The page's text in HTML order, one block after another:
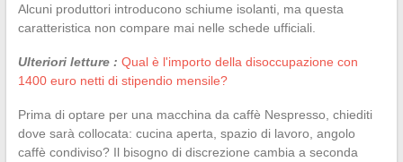
Alcuni produttori introducono schiume isolanti, ma questa
caratteristica non compare mai nelle schede ufficiali.
Ulteriori letture : Qual è l'importo della disoccupazione con
1400 euro netti di stipendio mensile?
Prima di optare per una macchina da caffè Nespresso, chiediti
dove sarà collocata: cucina aperta, spazio di lavoro, angolo
caffè condiviso? Il bisogno di discrezione cambia a seconda